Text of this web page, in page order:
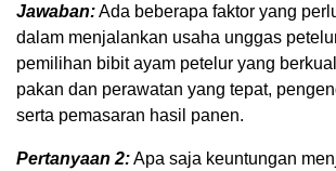
Jawaban:Ada beberapa faktor yang
dalam menjalankan usaha unggas
pemilihan bibit ayam petelur yang
pakan dan perawatan yang tepat,
serta pemasaran hasil panen.
Pertanyaan 2:Apa saja keuntungan